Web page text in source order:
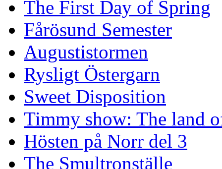
The First Day of Spring
Fårösund Semester
Augustistormen
Rysligt Östergarn
Sweet Disposition
Timmy show: The land
Hösten på Norr del 3
The Smultronställe